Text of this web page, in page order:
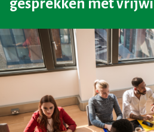
gesprekken met